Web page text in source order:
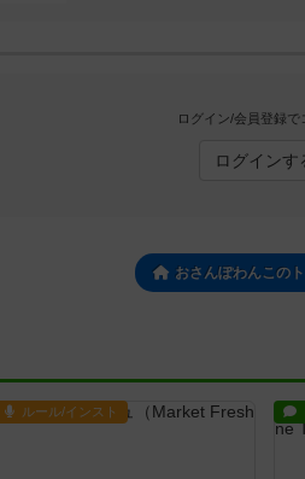
ログイン/会員登録で
ログインす
おさんぽわんこの
ルール/インスト